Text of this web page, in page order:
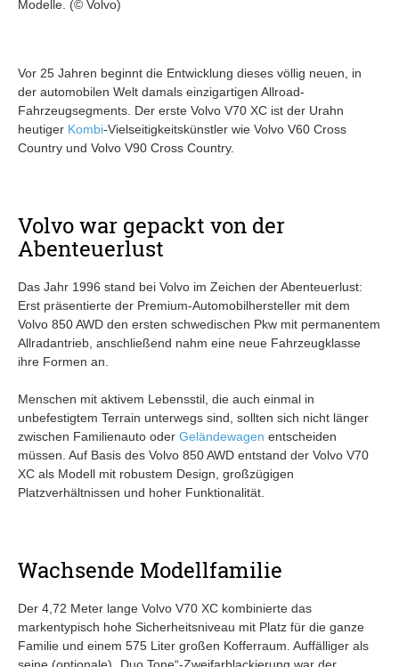
Modelle. (© Volvo)
Vor 25 Jahren beginnt die Entwicklung dieses völlig neuen, in
der automobilen Welt damals einzigartigen Allroad-
Fahrzeugsegments. Der erste Volvo V70 XC ist der Urahn
heutiger Kombi-Vielseitigkeitskünstler wie Volvo V60 Cross
Country und Volvo V90 Cross Country.
Volvo war gepackt von der
Abenteuerlust
Das Jahr 1996 stand bei Volvo im Zeichen der Abenteuerlust:
Erst präsentierte der Premium-Automobilhersteller mit dem
Volvo 850 AWD den ersten schwedischen Pkw mit permanentem
Allradantrieb, anschließend nahm eine neue Fahrzeugklasse
ihre Formen an.
Menschen mit aktivem Lebensstil, die auch einmal in
unbefestigtem Terrain unterwegs sind, sollten sich nicht länger
zwischen Familienauto oder Geländewagen entscheiden
müssen. Auf Basis des Volvo 850 AWD entstand der Volvo V70
XC als Modell mit robustem Design, großzügigen
Platzverhältnissen und hoher Funktionalität.
Wachsende Modellfamilie
Der 4,72 Meter lange Volvo V70 XC kombinierte das
markentypisch hohe Sicherheitsniveau mit Platz für die ganze
Familie und einem 575 Liter großen Kofferraum. Auffälliger als
seine (optionale) „Duo Tone“-Zweifarblackierung war der